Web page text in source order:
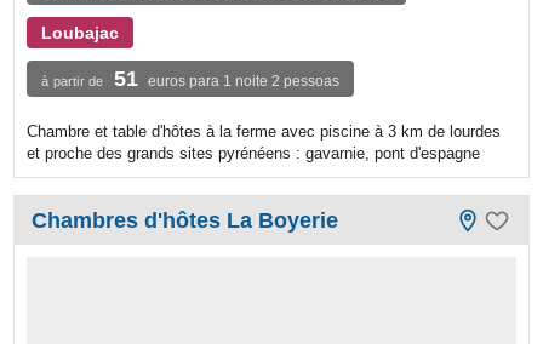
Loubajac
à partir de 51 euros para 1 noite 2 pessoas
Chambre et table d'hôtes à la ferme avec piscine à 3 km de lourdes
et proche des grands sites pyrénéens : gavarnie, pont d'espagne
Chambres d'hôtes La Boyerie